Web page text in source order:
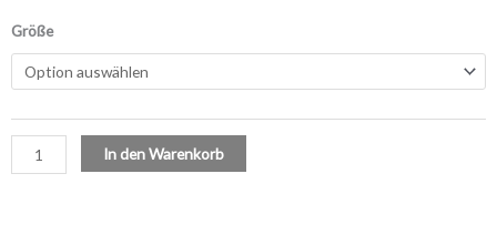
Größe
Print
Menge
In den Warenkorb